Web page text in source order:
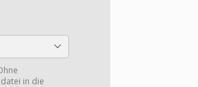
in die